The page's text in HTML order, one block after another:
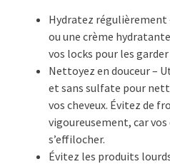
Hydratez régulièrement
ou une crème
vos locks pour les
Nettoyez en douceur –
et sans sulfate pour
vos cheveux. Évitez de
vigoureusement, car
s’effilocher.
Évitez les produits